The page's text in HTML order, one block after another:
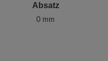
Absatz
0 mm